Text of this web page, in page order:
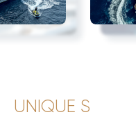
UNIQUE S